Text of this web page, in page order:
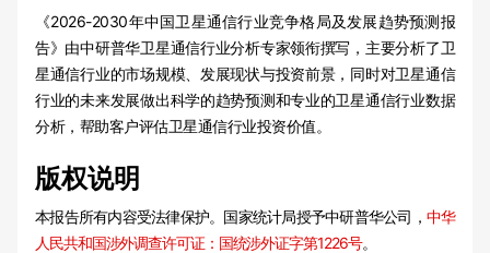
《2026-2030年中国卫星通信行业竞争格局及发展趋势预测报
告》由中研普华卫星通信行业分析专家领衔撰写，主要分析了卫
星通信行业的市场规模、发展现状与投资前景，同时对卫星通信
行业的未来发展做出科学的趋势预测和专业的卫星通信行业数据
分析，帮助客户评估卫星通信行业投资价值。
版权说明
本报告所有内容受法律保护。国家统计局授予中研普华公司， 中华
人民共和国涉外调查许可证：国统涉外证字第1226号。